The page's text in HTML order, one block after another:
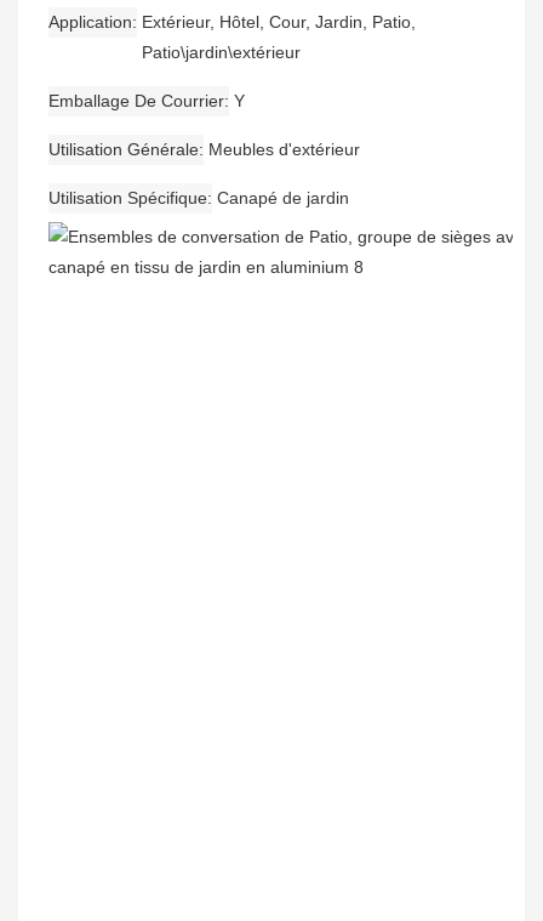
Application
Extérieur, Hôtel, Cour, Jardin, Patio,
Patio\jardin\extérieur
Emballage De Courrier Y
Utilisation Générale Meubles d'extérieur
Utilisation Spécifique Canapé de jardin